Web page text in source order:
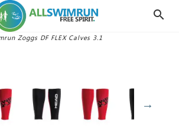
search
Accessoires Néoprène
Zoggs DF FLEX Calves 3.1